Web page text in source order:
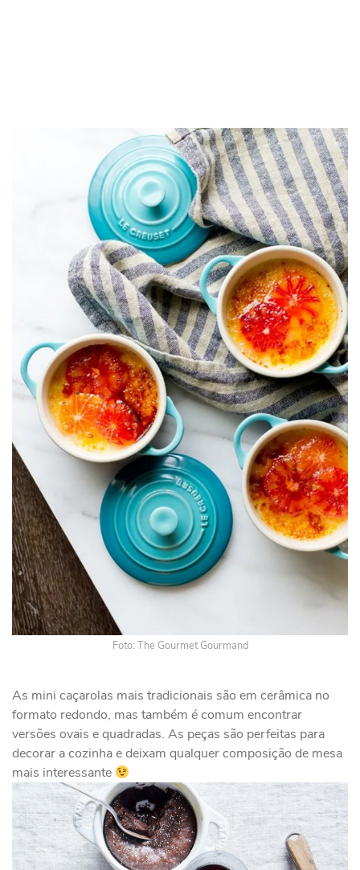
Foto: The Gourmet Gourmand
As mini caçarolas mais tradicionais são em cerâmica no
formato redondo, mas também é comum encontrar
versões ovais e quadradas. As peças são perfeitas para
decorar a cozinha e deixam qualquer composição de mesa
mais interessante